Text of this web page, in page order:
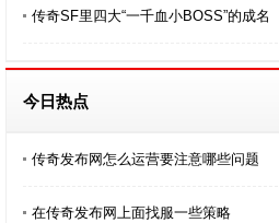
传奇SF里四大“一千血小BOSS”的成名
今日热点
传奇发布网怎么运营要注意哪些问题
在传奇发布网上面找服一些策略